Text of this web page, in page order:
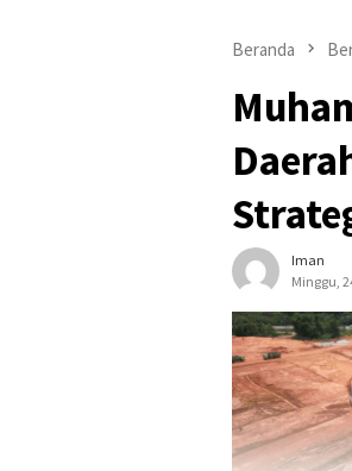
Beranda
Iman
Minggu,